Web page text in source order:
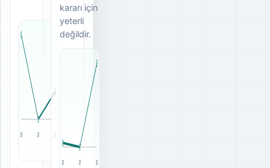
2010 2011 2012
kararı için
yeterli
değildir.
2010 2011 2012